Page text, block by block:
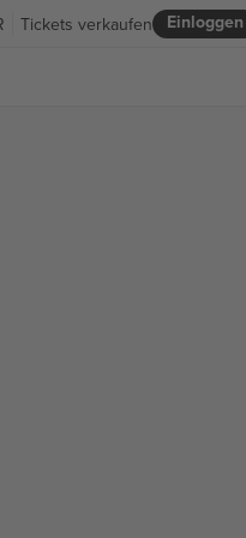
Einloggen
Tickets verkaufen